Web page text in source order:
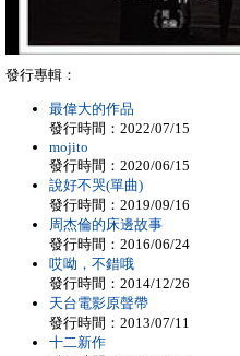
發行專輯：
最偉大的作品
發行時間：2022/07/15
mojito
發行時間：2020/06/15
說好不哭(單曲)
發行時間：2019/09/16
周杰倫的床邊故事
發行時間：2016/06/24
哎呦，不錯哦
發行時間：2014/12/26
天台電影原聲帶
發行時間：2013/07/11
十二新作